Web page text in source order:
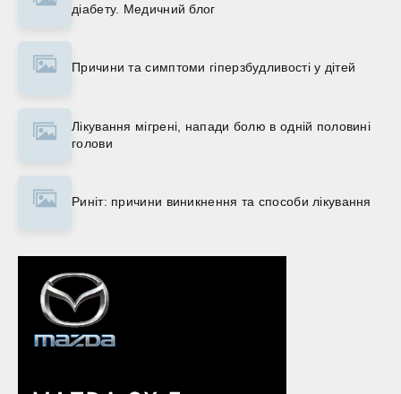
діабету. Медичний блог
Причини та симптоми гіперзбудливості у дітей
Лікування мігрені, напади болю в одній половині
голови
Риніт: причини виникнення та способи лікування